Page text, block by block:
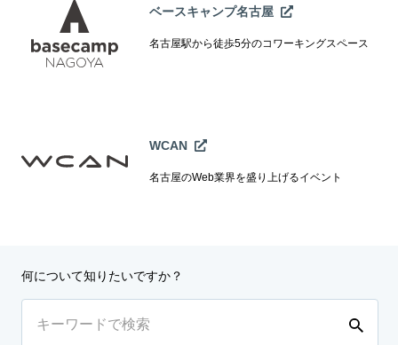
ベースキャンプ名古屋
名古屋駅から徒歩5分のコワーキングスペース
WCAN
名古屋のWeb業界を盛り上げるイベント
何について知りたいですか？